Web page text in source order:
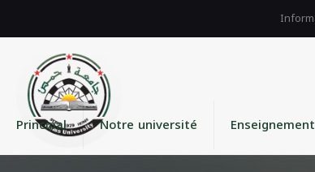
Principal Notre université Enseignement